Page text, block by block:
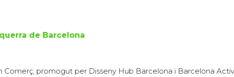
de Barcelona
promogut per Disseny Hub Barcelona i Barcelona